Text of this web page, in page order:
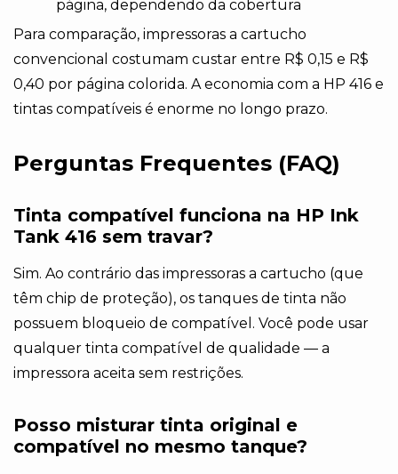
página, dependendo da cobertura
Para comparação, impressoras a cartucho
convencional costumam custar entre R$ 0,15 e R$
0,40 por página colorida. A economia com a HP 416 e
tintas compatíveis é enorme no longo prazo.
Perguntas Frequentes (FAQ)
Tinta compatível funciona na HP Ink
Tank 416 sem travar?
Sim. Ao contrário das impressoras a cartucho (que
têm chip de proteção), os tanques de tinta não
possuem bloqueio de compatível. Você pode usar
qualquer tinta compatível de qualidade — a
impressora aceita sem restrições.
Posso misturar tinta original e
compatível no mesmo tanque?